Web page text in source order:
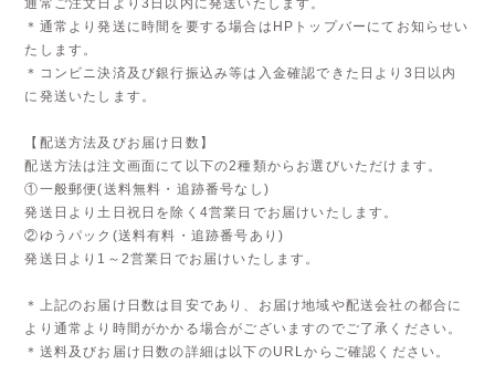
通常ご注文日より3日以内に発送いたします。
＊通常より発送に時間を要する場合はHPトップバーにてお知らせい
たします。
＊コンビニ決済及び銀行振込み等は入金確認できた日より3日以内
に発送いたします。
【配送方法及びお届け日数】
配送方法は注文画面にて以下の2種類からお選びいただけます。
①一般郵便(送料無料・追跡番号なし)
発送日より土日祝日を除く4営業日でお届けいたします。
②ゆうパック(送料有料・追跡番号あり)
発送日より1～2営業日でお届けいたします。
＊上記のお届け日数は目安であり、お届け地域や配送会社の都合に
より通常より時間がかかる場合がございますのでご了承ください。
＊送料及びお届け日数の詳細は以下のURLからご確認ください。